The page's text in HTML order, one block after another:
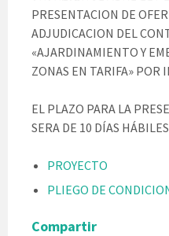
PRESENTACION DE
ADJUDICACION DEL
«AJARDINAMIENTO Y
ZONAS EN TARIFA» POR
EL PLAZO PARA LA
SERA DE 10 DÍAS
PROYECTO
PLIEGO DE
Compartir